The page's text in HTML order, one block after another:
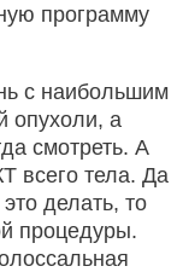
программу
с наибольшим
опухоли, а
смотреть. А
всего тела. Да
делать, то
процедуры.